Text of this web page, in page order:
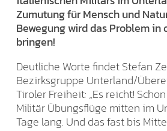
Zumutung für Mensch und
Bewegung wird das Problem in
bringen!
Deutliche Worte findet Stefan
Bezirksgruppe Unterland/
Tiroler Freiheit: „Es reicht!
Militär Übungsflüge mitten im
Tage lang. Und das fast bis